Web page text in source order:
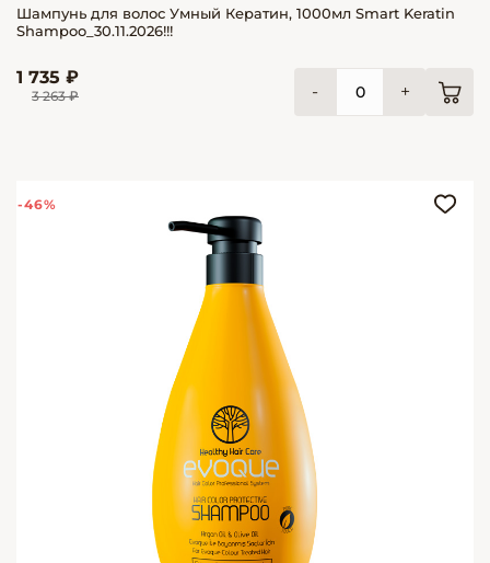
Шампунь для волос Умный Кератин, 1000мл Smart Keratin
Shampoo_30.11.2026!!!
1 735 ₽
3 263 ₽ - +
-46%